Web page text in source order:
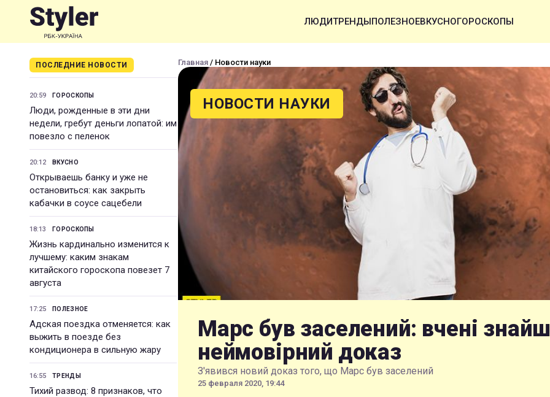
ЛЮДИТРЕНДЫПОЛЕЗНОЕВКУСНОГОРОСКОПЫ
ПОСЛЕДНИЕ НОВОСТИ
20:59 ГОРОСКОПЫ
Люди, рожденные в эти дни
недели, гребут деньги лопатой: им
повезло с пеленок
20:12 ВКУСНО
Открываешь банку и уже не
остановиться: как закрыть
кабачки в соусе сацебели
18:13 ГОРОСКОПЫ
Жизнь кардинально изменится к
лучшему: каким знакам
китайского гороскопа повезет 7
августа
17:25 ПОЛЕЗНОЕ
Адская поездка отменяется: как
выжить в поезде без
кондиционера в сильную жару
16:55 ТРЕНДЫ
Тихий развод: 8 признаков, что
Главная / Новости науки
НОВОСТИ НАУКИ
Марс був заселений: вчені
неймовірний доказ
З'явився новий доказ того, що Марс був заселений
25 февраля 2020, 19:44